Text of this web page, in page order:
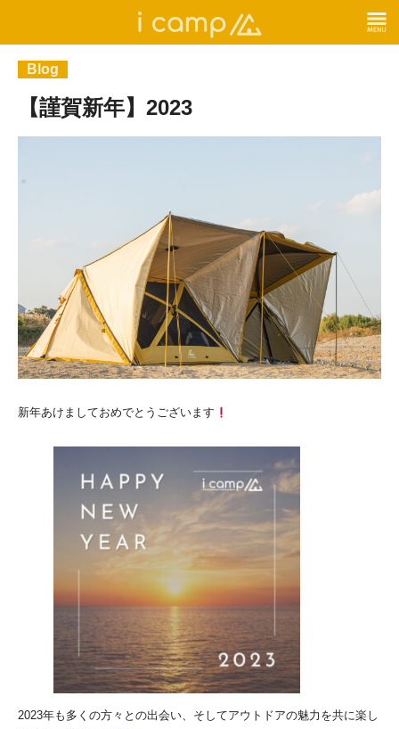
Blog
【謹賀新年】2023
新年あけましておめでとうございます
2023年も多くの方々との出会い、そしてアウトドアの魅力を共に楽し